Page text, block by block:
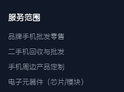
服务范围
品牌手机批发零售
二手机回收与批发
手机周边产品定制
电子元器件（芯片/模块）